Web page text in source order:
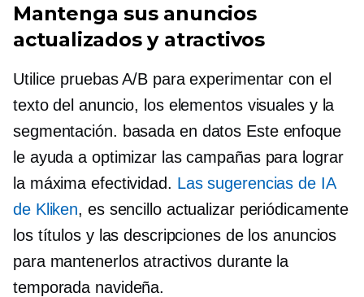
Mantenga sus anuncios
actualizados y atractivos
Utilice pruebas A/B para experimentar con el
texto del anuncio, los elementos visuales y la
segmentación. basada en datos Este enfoque
le ayuda a optimizar las campañas para lograr
la máxima efectividad. Las sugerencias de IA
de Kliken, es sencillo actualizar periódicamente
los títulos y las descripciones de los anuncios
para mantenerlos atractivos durante la
temporada navideña.